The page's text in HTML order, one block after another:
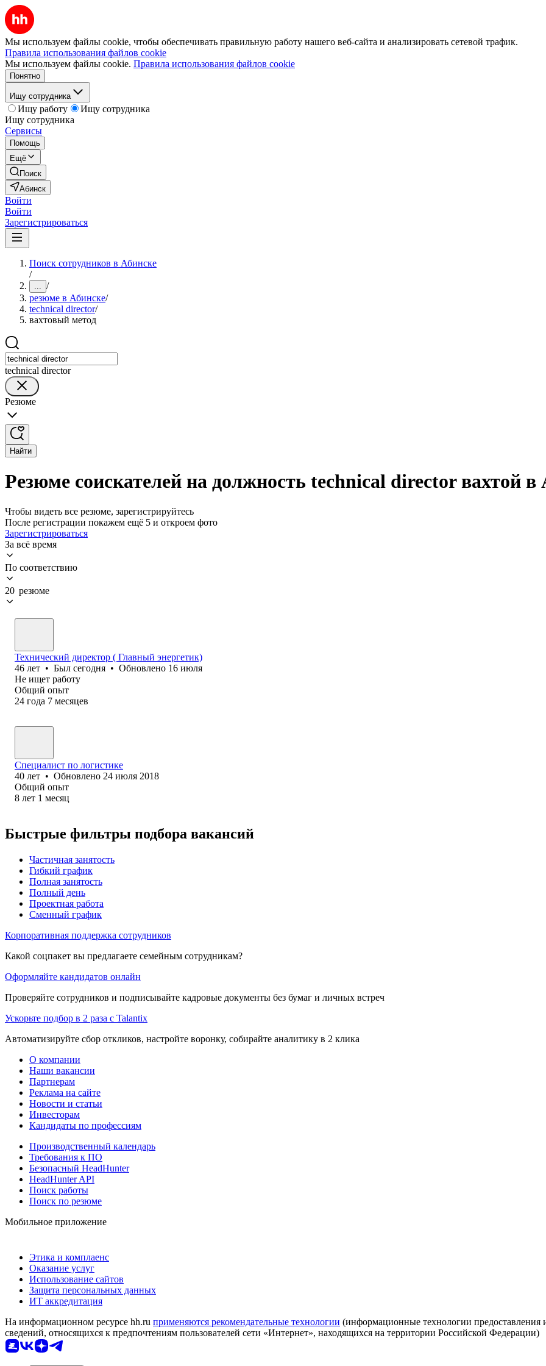
Мы используем файлы cookie, чтобы обеспечивать правильную работу нашего веб-сайта и анализировать сетевой трафик.
Правила использования файлов cookie
Мы используем файлы cookie. Правила использования файлов cookie
Понятно
Ищу сотрудника
Ищу работу
Ищу сотрудника
Ищу сотрудника
Сервисы
Помощь
Ещё
Поиск
Абинск
Войти
Войти
Зарегистрироваться
Поиск сотрудников в Абинске
/
... /
резюме в Абинске/
technical director/
вахтовый метод
technical director
Резюме
Найти
Резюме соискателей на должность technical director вахтой в
Чтобы видеть все резюме, зарегистрируйтесь
После регистрации покажем ещё 5 и откроем фото
Зарегистрироваться
За всё время
По соответствию
20 резюме
Технический директор ( Главный энергетик)
46 лет • Был сегодня • Обновлено 16 июля
Не ищет работу
Общий опыт
24 года 7 месяцев
Специалист по логистике
40 лет • Обновлено 24 июля 2018
Общий опыт
8 лет 1 месяц
Быстрые фильтры подбора вакансий
Частичная занятость
Гибкий график
Полная занятость
Полный день
Проектная работа
Сменный график
Корпоративная поддержка сотрудников
Какой соцпакет вы предлагаете семейным сотрудникам?
Оформляйте кандидатов онлайн
Проверяйте сотрудников и подписывайте кадровые документы без бумаг и личных встреч
Ускорьте подбор в 2 раза с Talantix
Автоматизируйте сбор откликов, настройте воронку, собирайте аналитику в 2 клика
О компании
Наши вакансии
Партнерам
Реклама на сайте
Новости и статьи
Инвесторам
Кандидаты по профессиям
Производственный календарь
Требования к ПО
Безопасный HeadHunter
HeadHunter API
Поиск работы
Поиск по резюме
Мобильное приложение
Этика и комплаенс
Оказание услуг
Использование сайтов
Защита персональных данных
ИТ аккредитация
На информационном ресурсе hh.ru применяются рекомендательные технологии (информационные технологии предоставления
сведений, относящихся к предпочтениям пользователей сети «Интернет», находящихся на территории Российской Федерации)